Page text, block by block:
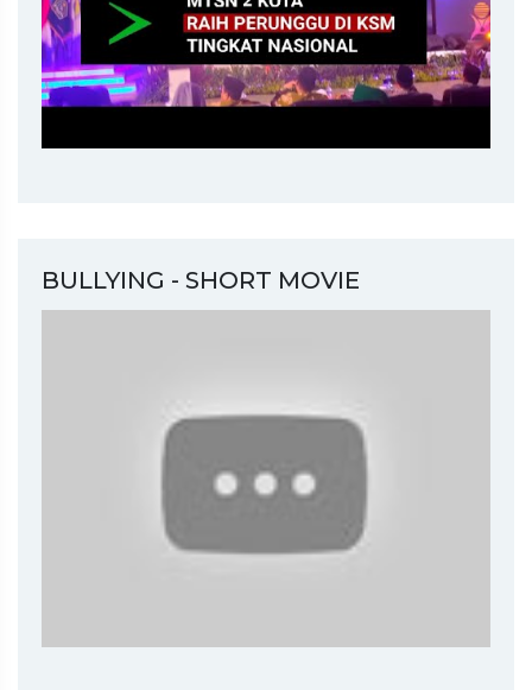
BULLYING - SHORT MOVIE